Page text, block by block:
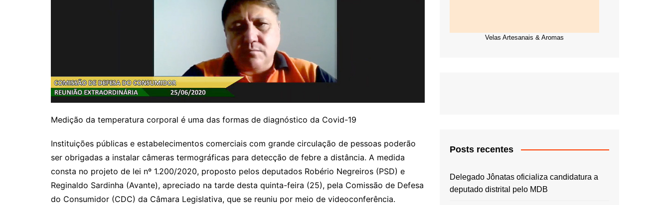
Medição da temperatura corporal é uma das formas de diagnóstico da Covid-19
Instituições públicas e estabelecimentos comerciais com grande circulação de pessoas poderão
ser obrigadas a instalar câmeras termográficas para detecção de febre a distância. A medida
consta no projeto de lei nº 1.200/2020, proposto pelos deputados Robério Negreiros (PSD) e
Reginaldo Sardinha (Avante), apreciado na tarde desta quinta-feira (25), pela Comissão de Defesa
do Consumidor (CDC) da Câmara Legislativa, que se reuniu por meio de videoconferência.
Velas Artesanais & Aromas
Posts recentes
Delegado Jônatas oficializa candidatura a
deputado distrital pelo MDB